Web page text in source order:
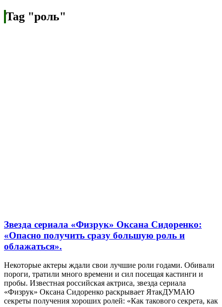
Tag "роль"
Звезда сериала «Физрук» Оксана Сидоренко:
«Опасно получить сразу большую роль и
облажаться».
Некоторые актеры ждали свои лучшие роли годами. Обивали
пороги, тратили много времени и сил посещая кастинги и
пробы. Известная российская актриса, звезда сериала
«Физрук» Оксана Сидоренко раскрывает ЯтакДУМАЮ
секреты получения хороших ролей: «Как такового секрета, как